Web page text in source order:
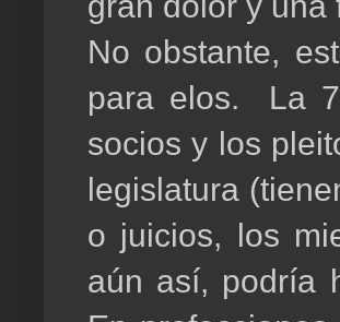
No obstante,
para elos. La
socios y los
legislatura
o juicios, los
aún así, podría